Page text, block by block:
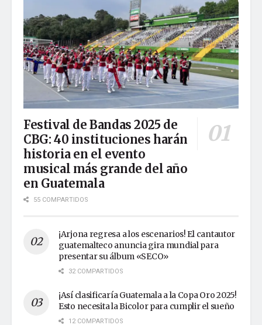
Festival de Bandas 2025 de
CBG: 40 instituciones harán
historia en el evento
musical más grande del año
en Guatemala
55 COMPARTIDOS
¡Arjona regresa a los escenarios! El cantautor
guatemalteco anuncia gira mundial para
presentar su álbum «SECO»
32 COMPARTIDOS
¡Así clasificaría Guatemala a la Copa Oro 2025!
Esto necesita la Bicolor para cumplir el sueño
12 COMPARTIDOS